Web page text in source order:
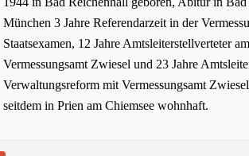
München 3 Jahre Referendarzeit in der
Staatsexamen, 12 Jahre Amtsleiterstellverteter
Vermessungsamt Zwiesel und 23 Jahre
Verwaltungsreform mit Vermessungsamt
seitdem in Prien am Chiemsee wohnhaft.